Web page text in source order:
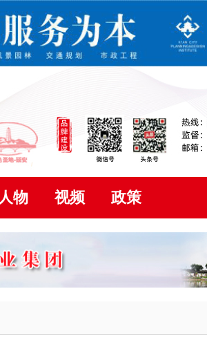
人物 视频 政策